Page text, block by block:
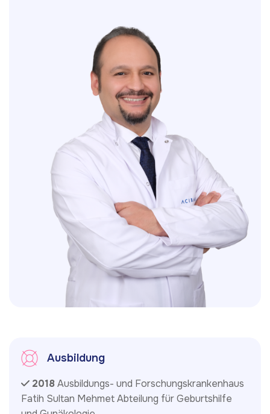
Ausbildung
2018Ausbildungs- und Forschungskrankenhaus
Fatih Sultan Mehmet Abteilung für Geburtshilfe